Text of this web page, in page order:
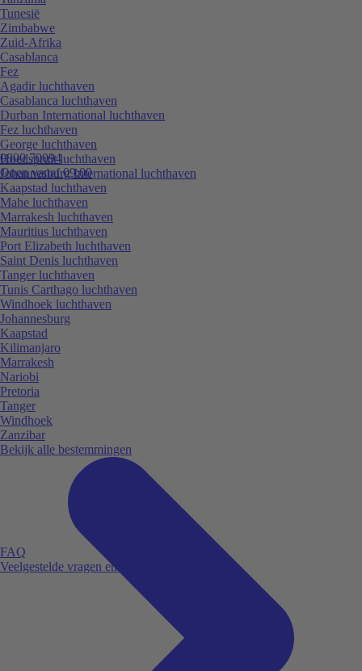
0800 70094
Open vanaf 09:00
FAQ
Veelgestelde vragen en antwoorden.
Tunesië
Zimbabwe
Zuid-Afrika
Casablanca
Fez
Agadir luchthaven
Casablanca luchthaven
Durban International luchthaven
Fez luchthaven
George luchthaven
Hoedspruit luchthaven
Johannesburg International luchthaven
Kaapstad luchthaven
Mahe luchthaven
Marrakesh luchthaven
Mauritius luchthaven
Port Elizabeth luchthaven
Saint Denis luchthaven
Tanger luchthaven
Tunis Carthago luchthaven
Windhoek luchthaven
Johannesburg
Kaapstad
Kilimanjaro
Marrakesh
Nariobi
Pretoria
Tanger
Windhoek
Zanzibar
Bekijk alle bestemmingen